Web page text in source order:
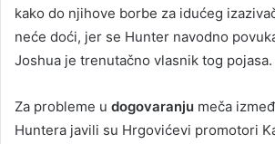
kako do njihove borbe za idućeg
neće doći, jer se Hunter navodno
Joshua je trenutačno vlasnik tog pojasa.
Za probleme u dogovaranju meča
Huntera javili su Hrgovićevi promotori